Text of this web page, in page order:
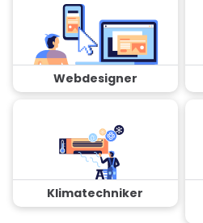
Webdesigner
Klimatechniker